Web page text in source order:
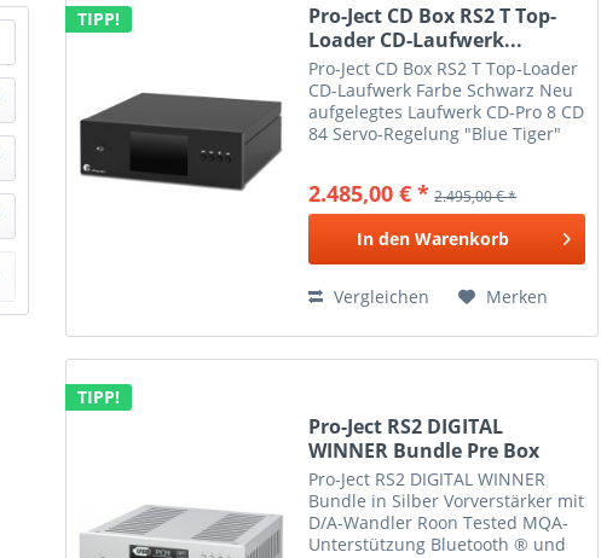
TIPP!
Pro-Ject CD Box RS2 T Top-
Loader CD-Laufwerk...
Pro-Ject CD Box RS2 T Top-Loader
CD-Laufwerk Farbe Schwarz Neu
aufgelegtes Laufwerk CD-Pro 8 CD
84 Servo-Regelung "Blue Tiger"
Pre Box RS2 Digital Ohne D/A-
Wandler Das...
2.485,00 € * 2.495,00 € *
In den Warenkorb
Vergleichen Merken
TIPP!
Pro-Ject RS2 DIGITAL
WINNER Bundle Pre Box
RS2...
Pro-Ject RS2 DIGITAL WINNER
Bundle in Silber Vorverstärker mit
D/A-Wandler Roon Tested MQA-
Unterstützung Bluetooth ® und